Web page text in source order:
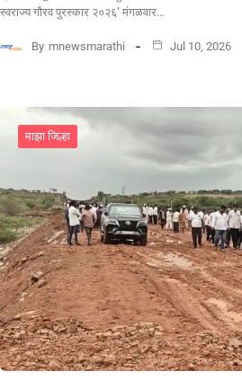
स्वराज्य गौरव पुरस्कार २०२६’ मंगळवार…
By mnewsmarathi Jul 10, 2026
माझा जिल्हा